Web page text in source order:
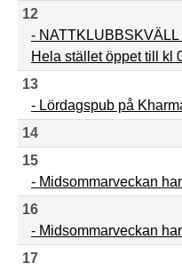
12
-
Hela stället öppet till kl
13
- Lördagspub på
14
15
- Midsommarveckan
16
- Midsommarveckan
17